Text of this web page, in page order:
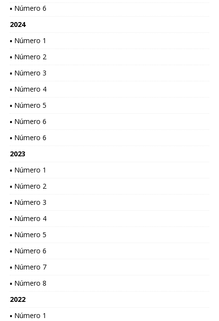
▪ Número 6
2024
▪ Número 1
▪ Número 2
▪ Número 3
▪ Número 4
▪ Número 5
▪ Número 6
▪ Número 6
2023
▪ Número 1
▪ Número 2
▪ Número 3
▪ Número 4
▪ Número 5
▪ Número 6
▪ Número 7
▪ Número 8
2022
▪ Número 1